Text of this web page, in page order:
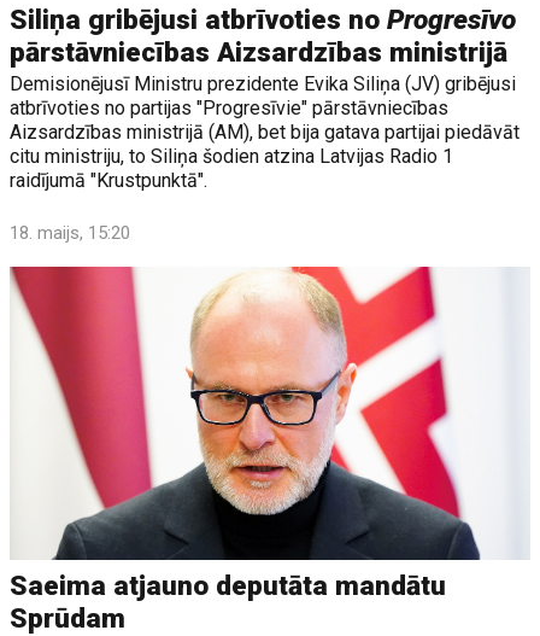
Siliņa gribējusi atbrīvoties noProgresīvo
pārstāvniecības Aizsardzības ministrijā
Demisionējusī Ministru prezidente Evika Siliņa (JV) gribējusi
atbrīvoties no partijas "Progresīvie" pārstāvniecības
Aizsardzības ministrijā (AM), bet bija gatava partijai piedāvāt
citu ministriju, to Siliņa šodien atzina Latvijas Radio 1
raidījumā "Krustpunktā".
18. maijs, 15:20
Saeima atjauno deputāta mandātu
Sprūdam